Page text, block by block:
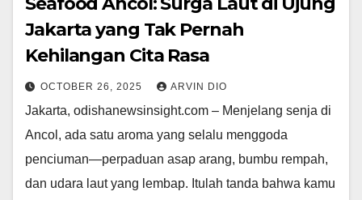
Jakarta yang Tak Pernah
Kehilangan Cita Rasa
OCTOBER 26, 2025 ARVIN DIO
Jakarta, odishanewsinsight.com – Menjelang senja di
Ancol, ada satu aroma yang selalu menggoda
penciuman—perpaduan asap arang, bumbu rempah,
dan udara laut yang lembap. Itulah tanda bahwa kamu